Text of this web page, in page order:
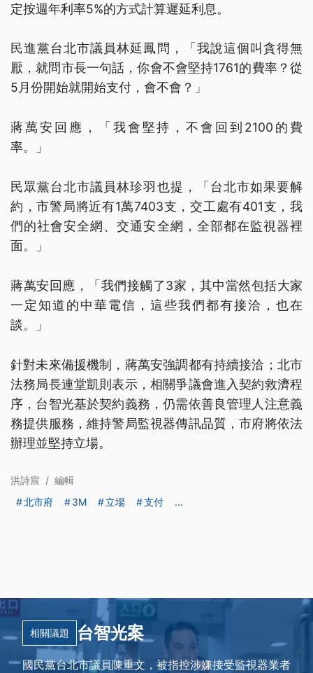
定按週年利率5%的方式計算遲延利息。
民進黨台北市議員林延鳳問，「我說這個叫貪得無
厭，就問市長一句話，你會不會堅持1761的費率？從
5月份開始就開始支付，會不會？」
蔣萬安回應，「我會堅持，不會回到2100的費
率。」
民眾黨台北市議員林珍羽也提，「台北市如果要解
約，市警局將近有1萬7403支，交工處有401支，我
們的社會安全網、交通安全網，全部都在監視器裡
面。」
蔣萬安回應，「我們接觸了3家，其中當然包括大家
一定知道的中華電信，這些我們都有接洽，也在
談。」
針對未來備援機制，蔣萬安強調都有持續接洽；北市
法務局長連堂凱則表示，相關爭議會進入契約救濟程
序，台智光基於契約義務，仍需依善良管理人注意義
務提供服務，維持警局監視器傳訊品質，市府將依法
辦理並堅持立場。
洪詩宸 / 編輯
北市府
3M 立場 支付 ...
相關議題 台智光案
國民黨台北市議員陳重文，被指控涉嫌接受監視器業者